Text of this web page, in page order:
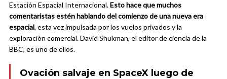
Estación Espacial Internacional.Esto hace que muchos
comentaristas estén hablando del comienzo de una nueva era
espacial, esta vez impulsada por los vuelos privados y la
exploración comercial. David Shukman, el editor de ciencia de la
BBC, es uno de ellos.
Ovación salvaje en SpaceX luego de